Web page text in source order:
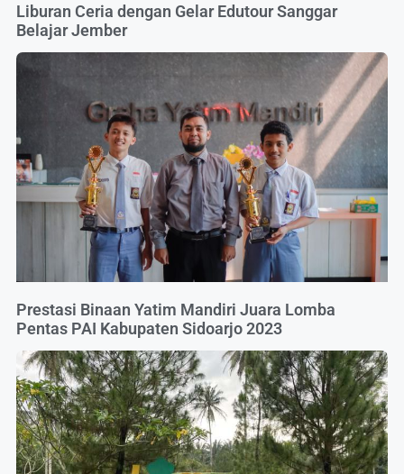
Liburan Ceria dengan Gelar Edutour Sanggar
Belajar Jember
Prestasi Binaan Yatim Mandiri Juara Lomba
Pentas PAI Kabupaten Sidoarjo 2023